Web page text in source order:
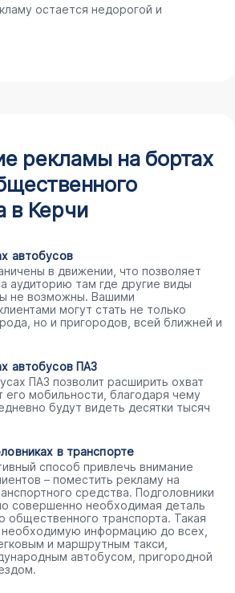
остается недорогой и
рекламы на бортах
в Керчи
автобусов
в движении, что позволяет
аудиторию там где другие виды
не возможны. Вашими
могут стать не только
но и пригородов, всей ближней и
автобусов ПАЗ
ПАЗ позволит расширить охват
его мобильности, благодаря чему
будут видеть десятки тысяч
в транспорте
способ привлечь внимание
– поместить рекламу на
средства. Подголовники
совершенно необходимая деталь
общественного транспорта. Такая
информацию до всех,
и маршрутным такси,
автобусом, пригородной